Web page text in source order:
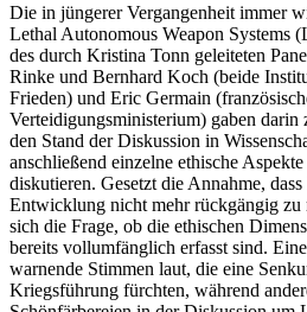
Die in jüngerer Vergangenheit immer
Lethal Autonomous Weapon Systems
des durch Kristina Tonn geleiteten
Rinke und Bernhard Koch (beide
Frieden) und Eric Germain
Verteidigungsministerium) gaben
den Stand der Diskussion in
anschließend einzelne ethische
diskutieren. Gesetzt die Annahme,
Entwicklung nicht mehr rückgängig zu
sich die Frage, ob die ethischen
bereits vollumfänglich erfasst sind.
warnende Stimmen laut, die eine
Kriegsführung fürchten, während